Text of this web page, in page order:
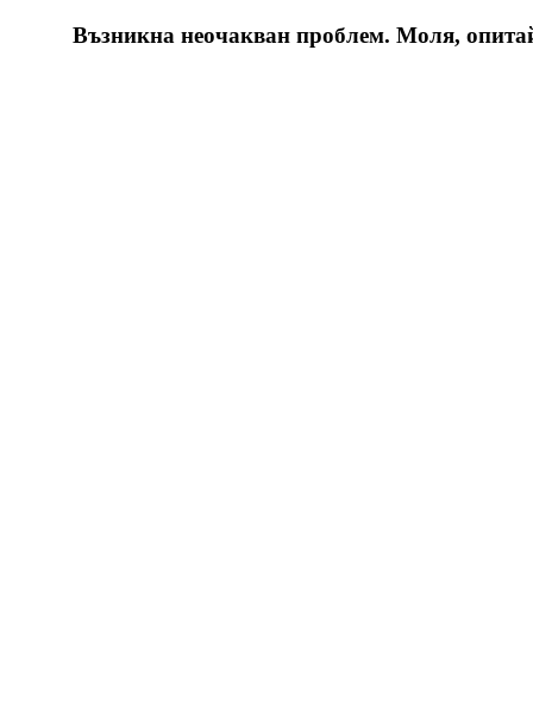
Възникна неочакван проблем. Моля,